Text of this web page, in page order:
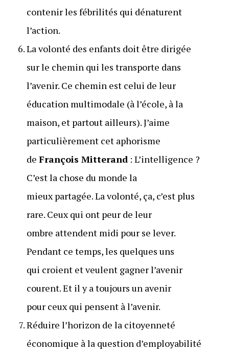
contenir les fébrilités qui dénaturent
l’action.
La volonté des enfants doit être dirigée
sur le chemin qui les transporte dans
l’avenir. Ce chemin est celui de leur
éducation multimodale (à l’école, à la
maison, et partout ailleurs). J’aime
particulièrement cet aphorisme
de François Mitterand: L’intelligence ?
C’est la chose du monde la
mieux partagée. La volonté, ça, c’est plus
rare. Ceux qui ont peur de leur
ombre attendent midi pour se lever.
Pendant ce temps, les quelques uns
qui croient et veulent gagner l’avenir
courent. Et il y a toujours un avenir
pour ceux qui pensent à l’avenir.
Réduire l’horizon de la citoyenneté
économique à la question d’employabilité